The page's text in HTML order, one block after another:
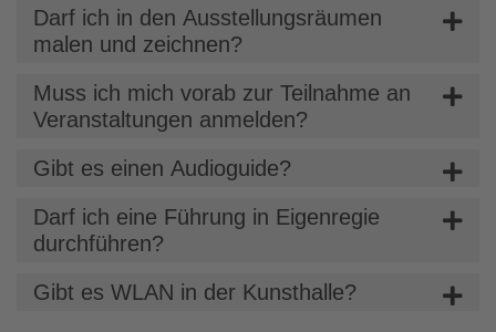
Darf ich in den Ausstellungsräumen
malen und zeichnen?
Muss ich mich vorab zur Teilnahme an
Veranstaltungen anmelden?
Gibt es einen Audioguide?
Darf ich eine Führung in Eigenregie
durchführen?
Gibt es WLAN in der Kunsthalle?